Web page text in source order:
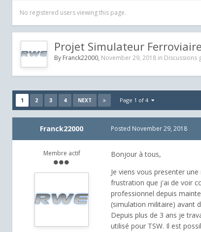
No registered users viewing this page.
Projet Simulateur
By Franck22000, November 29, 2018 in Discussions
1 2 3 4 NEXT Page 1 of 4
Franck22000
Membre actif
Posted November 29, 2018
Bonjour à tous,
Je viens vous presenter
frustration que j'ai de voir
professionnel depuis
(simulation militaire) avant
Depuis plus de 3 ans je
utilisé pour TSW. Il est